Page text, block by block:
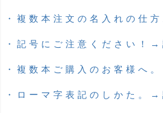
・複数本注文の名入れの仕
・記号にご注意ください！→
・複数本ご購入のお客様へ
・ローマ字表記のしかた。→